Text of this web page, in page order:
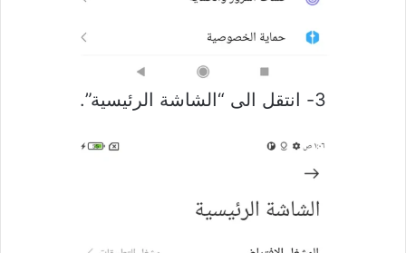
3- انتقل الى “الشاشة الرئيسية”.